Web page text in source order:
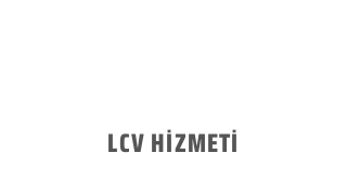
LCV HİZMETİ